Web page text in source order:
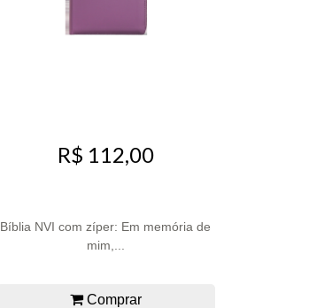
R$ 112,00
Bíblia NVI com zíper: Em memória de
mim,...
Comprar